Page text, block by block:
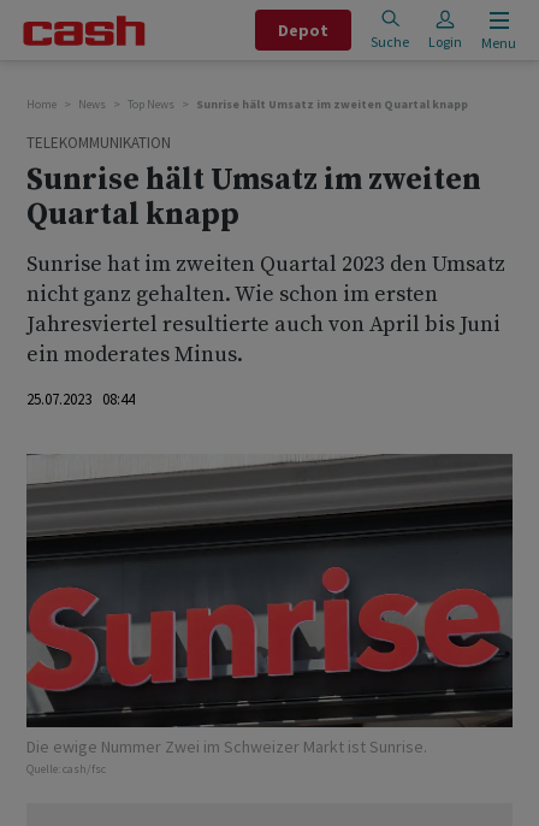
Depot
Suche Login Menu
Home News Top News Sunrise hält Umsatz im zweiten Quartal knapp
TELEKOMMUNIKATION
Sunrise hält Umsatz im zweiten
Quartal knapp
Sunrise hat im zweiten Quartal 2023 den Umsatz
nicht ganz gehalten. Wie schon im ersten
Jahresviertel resultierte auch von April bis Juni
ein moderates Minus.
25.07.2023 08:44
Die ewige Nummer Zwei im Schweizer Markt ist Sunrise.
Quelle: cash/fsc